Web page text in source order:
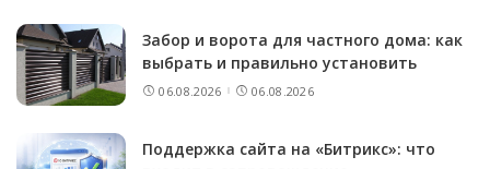
Забор и ворота для частного дома: как
выбрать и правильно установить
06.08.2026 06.08.2026
Поддержка сайта на «Битрикс»: что